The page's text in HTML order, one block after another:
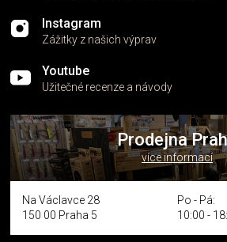
Instagram
Zážitky z našich výprav
Youtube
Užitečné recenze a návody
Prodejna
více informací
Na Václavce 28
150 00 Praha 5
Po - Pá:
10:00 -